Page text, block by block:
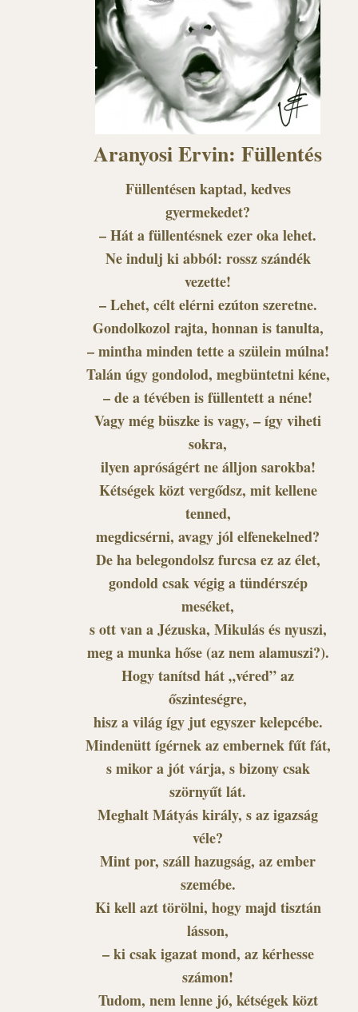
Aranyosi Ervin: Füllentés
Füllentésen kaptad, kedves
gyermekedet?
– Hát a füllentésnek ezer oka lehet.
Ne indulj ki abból: rossz szándék
vezette!
– Lehet, célt elérni ezúton szeretne.
Gondolkozol rajta, honnan is tanulta,
– mintha minden tette a szülein múlna!
Talán úgy gondolod, megbüntetni kéne,
– de a tévében is füllentett a néne!
Vagy még büszke is vagy, – így viheti
sokra,
ilyen apróságért ne álljon sarokba!
Kétségek közt vergődsz, mit kellene
tenned,
megdicsérni, avagy jól elfenekelned?
De ha belegondolsz furcsa ez az élet,
gondold csak végig a tündérszép
meséket,
s ott van a Jézuska, Mikulás és nyuszi,
meg a munka hőse (az nem alamuszi?).
Hogy tanítsd hát „véred” az
őszinteségre,
hisz a világ így jut egyszer kelepcébe.
Mindenütt ígérnek az embernek fűt fát,
s mikor a jót várja, s bizony csak
szörnyűt lát.
Meghalt Mátyás király, s az igazság
véle?
Mint por, száll hazugság, az ember
szemébe.
Ki kell azt törölni, hogy majd tisztán
lásson,
– ki csak igazat mond, az kérhesse
számon!
Tudom, nem lenne jó, kétségek közt